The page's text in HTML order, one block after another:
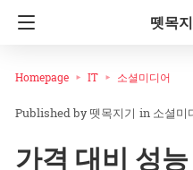
뗏목
Homepage IT 소셜미디어
뗏목지기 in 소셜미
가격 대비 성